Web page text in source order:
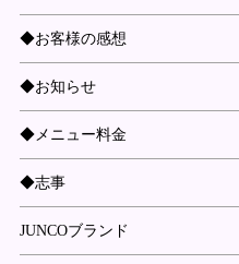
◆お客様の感想
◆お知らせ
◆メニュー料金
◆志事
JUNCOブランド